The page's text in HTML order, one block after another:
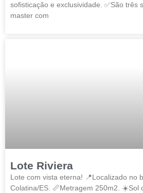
sofisticação e exclusividade. ✅São três
master com
Lote Riviera
Lote com vista eterna! 📍Localizado no
Colatina/ES. 📏Metragem 250m2. ☀️Sol